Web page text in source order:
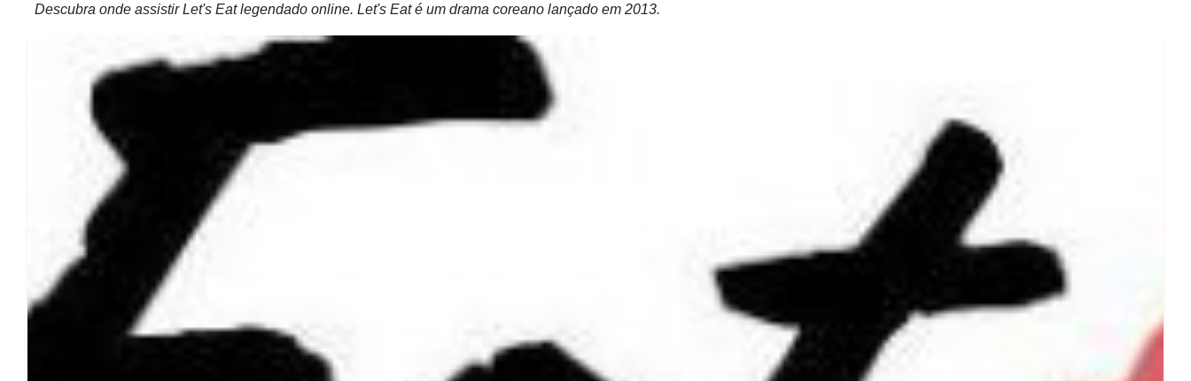
Descubra onde assistir Let's Eat legendado online. Let's Eat é um drama coreano lançado em 2013.